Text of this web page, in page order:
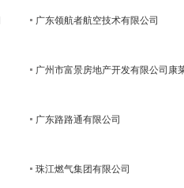
广东领航者航空技术有限公司
广东路路通有限公司
珠江燃气集团有限公司